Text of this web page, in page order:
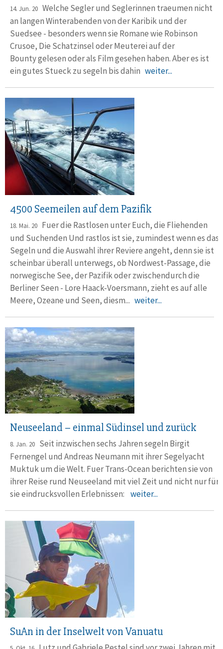
14. Jun. 20 Welche Segler und Seglerinnen traeumen nicht
an langen Winterabenden von der Karibik und der
Suedsee - besonders wenn sie Romane wie Robinson
Crusoe, Die Schatzinsel oder Meuterei auf der
Bounty gelesen oder als Film gesehen haben. Aber es ist
ein gutes Stueck zu segeln bis dahin weiter...
4500 Seemeilen auf dem Pazifik
18. Mai. 20 Fuer die Rastlosen unter Euch, die Fliehenden
und Suchenden Und rastlos ist sie, zumindest wenn es das
Segeln und die Auswahl ihrer Reviere angeht, denn sie ist
scheinbar überall unterwegs, ob Nordwest-Passage, die
norwegische See, der Pazifik oder zwischendurch die
Berliner Seen - Lore Haack-Voersmann, zieht es auf alle
Meere, Ozeane und Seen, diesm... weiter...
Neuseeland – einmal Südinsel und zurück
8. Jan. 20 Seit inzwischen sechs Jahren segeln Birgit
Fernengel und Andreas Neumann mit ihrer Segelyacht
Muktuk um die Welt. Fuer Trans-Ocean berichten sie von
ihrer Reise rund Neuseeland mit viel Zeit und nicht nur für
sie eindrucksvollen Erlebnissen: weiter...
SuAn in der Inselwelt von Vanuatu